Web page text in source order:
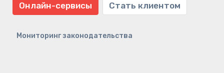
Онлайн-сервисы Стать клиентом
Мониторинг законодательства